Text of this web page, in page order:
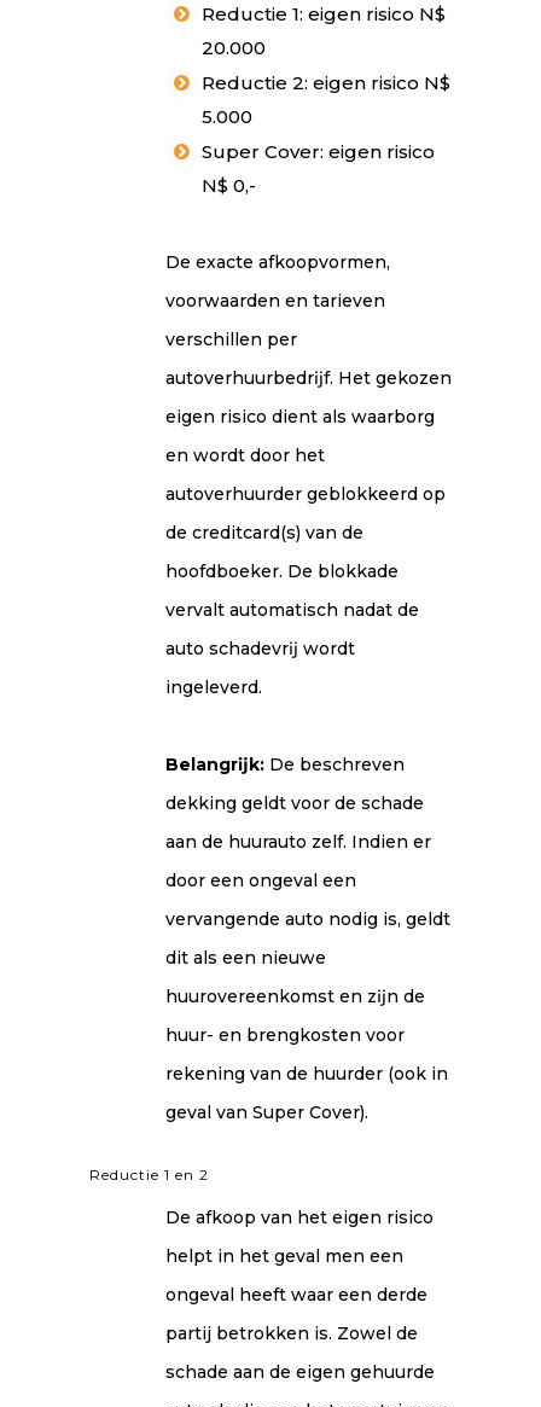
Reductie 1: eigen risico N$
20.000
Reductie 2: eigen risico N$
5.000
Super Cover: eigen risico
N$ 0,-
De exacte afkoopvormen,
voorwaarden en tarieven
verschillen per
autoverhuurbedrĳf. Het gekozen
eigen risico dient als waarborg
en wordt door het
autoverhuurder geblokkeerd op
de creditcard(s) van de
hoofdboeker. De blokkade
vervalt automatisch nadat de
auto schadevrĳ wordt
ingeleverd.
Belangrĳk: De beschreven
dekking geldt voor de schade
aan de huurauto zelf. Indien er
door een ongeval een
vervangende auto nodig is, geldt
dit als een nieuwe
huurovereenkomst en zĳn de
huur- en brengkosten voor
rekening van de huurder (ook in
geval van Super Cover).
Reductie 1 en 2
De afkoop van het eigen risico
helpt in het geval men een
ongeval heeft waar een derde
partij betrokken is. Zowel de
schade aan de eigen gehuurde